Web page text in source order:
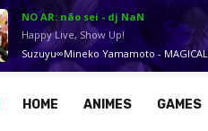
HOME ANIMES GAMES